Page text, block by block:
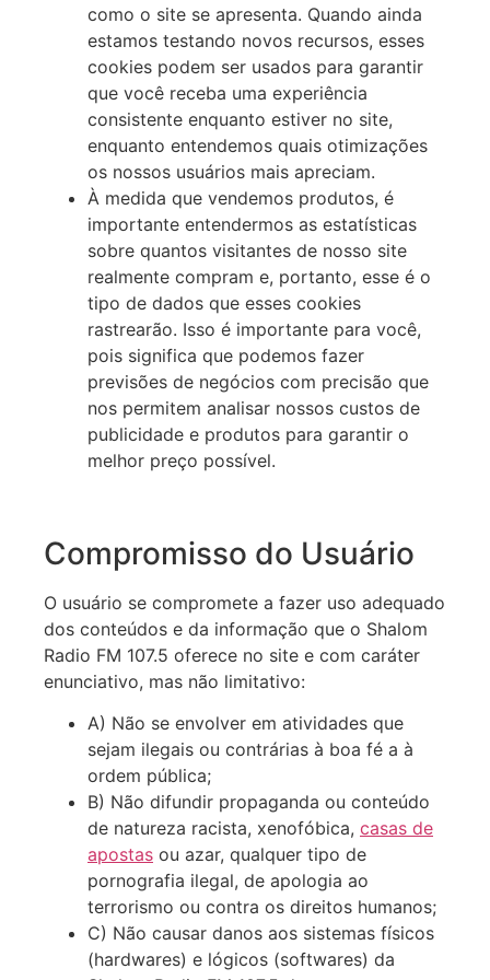
como o site se apresenta. Quando ainda
estamos testando novos recursos, esses
cookies podem ser usados para garantir
que você receba uma experiência
consistente enquanto estiver no site,
enquanto entendemos quais otimizações
os nossos usuários mais apreciam.
À medida que vendemos produtos, é
importante entendermos as estatísticas
sobre quantos visitantes de nosso site
realmente compram e, portanto, esse é o
tipo de dados que esses cookies
rastrearão. Isso é importante para você,
pois significa que podemos fazer
previsões de negócios com precisão que
nos permitem analisar nossos custos de
publicidade e produtos para garantir o
melhor preço possível.
Compromisso do Usuário
O usuário se compromete a fazer uso adequado
dos conteúdos e da informação que o Shalom
Radio FM 107.5 oferece no site e com caráter
enunciativo, mas não limitativo:
A) Não se envolver em atividades que
sejam ilegais ou contrárias à boa fé a à
ordem pública;
B) Não difundir propaganda ou conteúdo
de natureza racista, xenofóbica, casas de
apostas ou azar, qualquer tipo de
pornografia ilegal, de apologia ao
terrorismo ou contra os direitos humanos;
C) Não causar danos aos sistemas físicos
(hardwares) e lógicos (softwares) da